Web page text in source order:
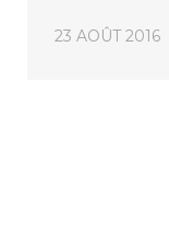
23 AOÛT 2016